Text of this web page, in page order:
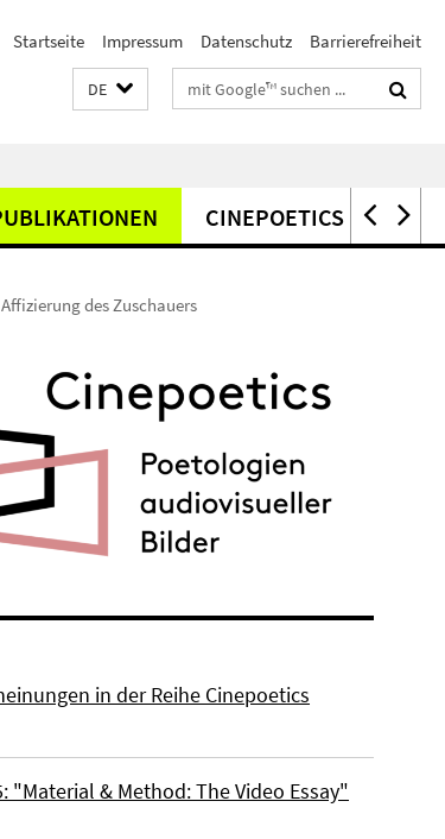
Startseite Impressum Datenschutz Barrierefreiheit
DE Suchbegriffe
CINEPOETICS
des Zuschauers
in der Reihe Cinepoetics
"Material & Method: The Video Essay"